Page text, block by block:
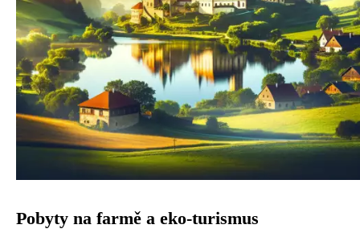
Pobyty na farmě a eko-turismus